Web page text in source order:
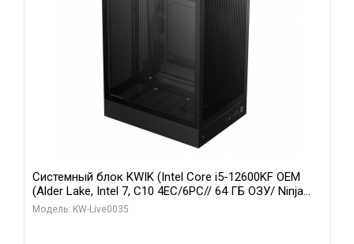
Системный блок KWIK (Intel Core i5-12600KF OEM
(Alder Lake, Intel 7, C10 4EC/6PC// 64 ГБ ОЗУ/ Ninja
Sinotex GTX1650 4GB 128bit GDDR6 DVI DP HDMI 2/
Модель: KW-Live0035